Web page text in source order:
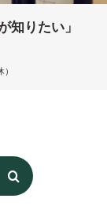
知りたい」